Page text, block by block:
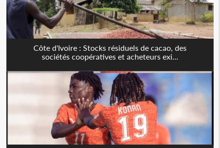
Côte d'Ivoire : Stocks résiduels de cacao, des
sociétés coopératives et acheteurs exi...